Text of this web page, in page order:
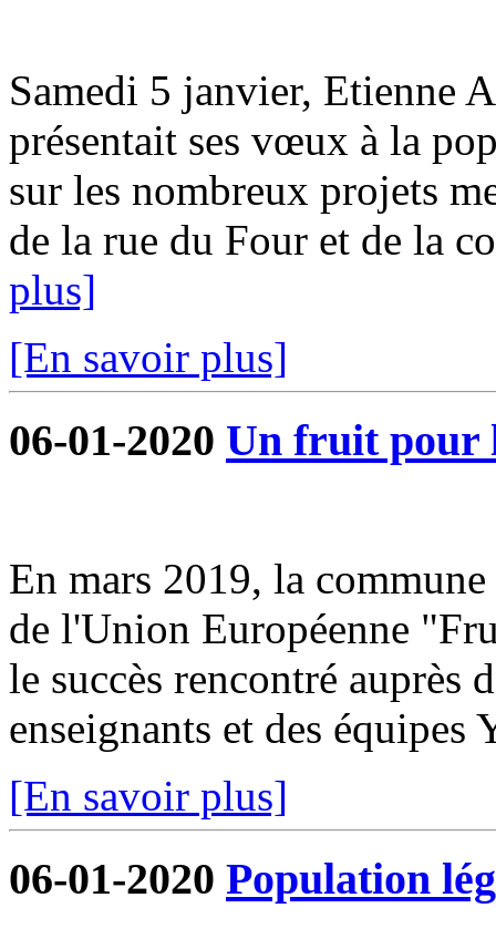
Samedi 5 janvier, Etienne
présentait ses vœux à la
sur les nombreux projets
de la rue du Four et de la
plus]
[En savoir plus]
06-01-2020 Un fruit pour
En mars 2019, la
de l'Union Européenne
le succès rencontré auprès
enseignants et des
[En savoir plus]
06-01-2020 Population